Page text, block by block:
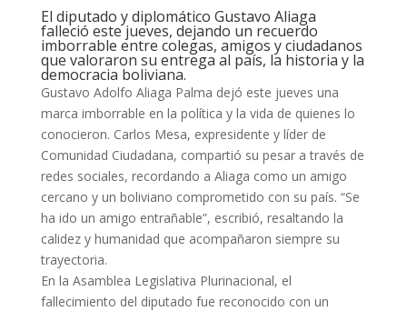
El diputado y diplomático Gustavo Aliaga
falleció este jueves, dejando un recuerdo
imborrable entre colegas, amigos y ciudadanos
que valoraron su entrega al país, la historia y la
democracia boliviana.
Gustavo Adolfo Aliaga Palma dejó este jueves una
marca imborrable en la política y la vida de quienes lo
conocieron. Carlos Mesa, expresidente y líder de
Comunidad Ciudadana, compartió su pesar a través de
redes sociales, recordando a Aliaga como un amigo
cercano y un boliviano comprometido con su país. “Se
ha ido un amigo entrañable”, escribió, resaltando la
calidez y humanidad que acompañaron siempre su
trayectoria.
En la Asamblea Legislativa Plurinacional, el
fallecimiento del diputado fue reconocido con un